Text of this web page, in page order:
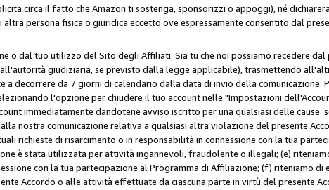
circa il fatto che Amazon ti sostenga, sponsorizzi o appoggi), né
persona fisica o giuridica eccetto ove espressamente consentito dal
o dal tuo utilizzo del Sito degli Affiliati. Sia tu che noi possiamo recedere dal
giudiziaria, se previsto dalla legge applicabile), trasmettendo
a decorrere da 7 giorni di calendario dalla data di invio della comunicazione.
l'opzione per chiudere il tuo account nelle "Impostazioni
immediatamente dandotene avviso iscritto per una qualsiasi delle cause
nostra comunicazione relativa a qualsiasi altra violazione del presente
richieste di risarcimento o in responsabilità in connessione con la tua
è stata utilizzata per attività ingannevoli, fraudolente o illegali; (e)
con la tua partecipazione al Programma di Affiliazione; (f) riteniamo di
Accordo o alle attività effettuate da ciascuna parte in virtù del presente